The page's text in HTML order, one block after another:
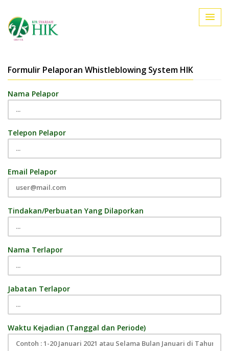
Formulir Pelaporan Whistleblowing System HIK
Nama Pelapor
Telepon Pelapor
Email Pelapor
Tindakan/Perbuatan Yang Dilaporkan
Nama Terlapor
Jabatan Terlapor
Waktu Kejadian (Tanggal dan Periode)